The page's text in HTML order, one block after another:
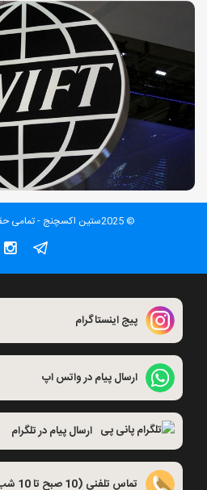
© 2025ستین اکسچنج - تمامی حقوق محفوظ می باشد.
پیج اینستاگرام
ارسال پیام در واتس اپ
ارسال پیام در تلگرام
تماس تلفنی (10 صبح تا 10 شب )